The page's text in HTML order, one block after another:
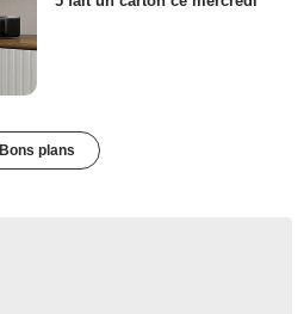
Bons plans